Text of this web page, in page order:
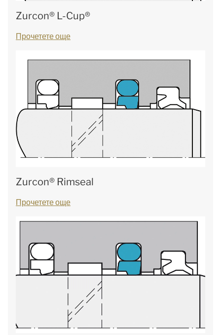
Zurcon® L-Cup®
Прочетете още
Zurcon® Rimseal
Прочетете още